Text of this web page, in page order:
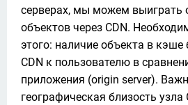
серверах, мы можем выиграть
объектов через CDN.
этого: наличие объекта в кэше
CDN к пользователю в
приложения (origin server).
географическая близость узла